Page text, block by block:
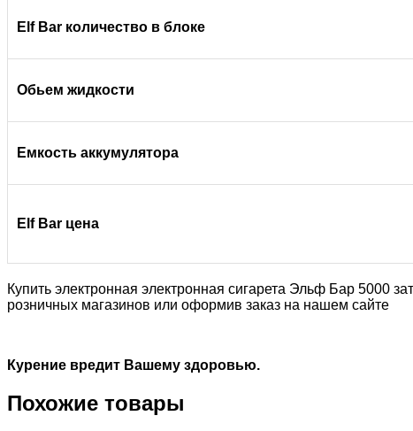
Elf Bar количество в блоке
Обьем жидкости
Емкость аккумулятора
Elf Bar цена
Купить электронная электронная сигарета Эльф Бар 5000
розничных магазинов или оформив заказ на нашем сайте
Курение вредит Вашему здоровью.
Похожие товары